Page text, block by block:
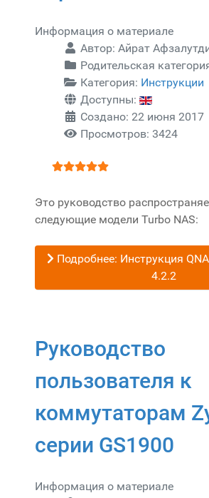
Информация о материале
Автор: Айрат
Родительская
Категория: Инструкции
Доступны:
Создано: 22 июня 2017
Просмотров: 3424
Это руководство
следующие модели Turbo NAS:
Подробнее: Инструкция
4.2.2
Руководство
пользователя к
коммутаторам
серии GS1900
Информация о материале